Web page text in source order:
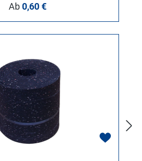
Regulärer Preis:
Ab0,60 €